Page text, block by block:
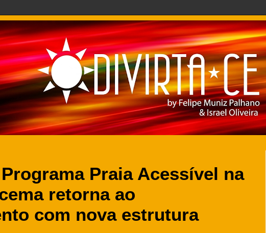
Praia Acessível na
retorna ao
com nova estrutura